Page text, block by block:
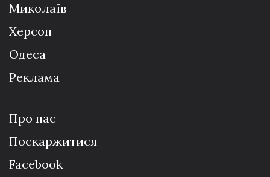
Миколаїв
Херсон
Одеса
Реклама
Про нас
Поскаржитися
Facebook